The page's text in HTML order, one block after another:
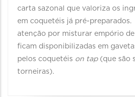
carta sazonal que valoriza os
em coquetéis já pré-preparados.
atenção por misturar empório de
ficam disponibilizadas em
pelos coquetéis on tap(que são
torneiras).